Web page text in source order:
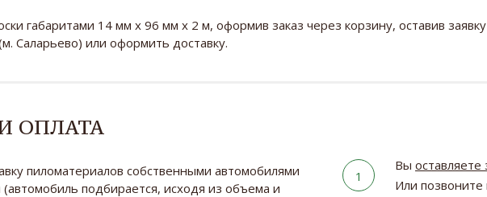
габаритами 14 мм х 96 мм х 2 м, оформив заказ через корзину, оставив
Саларьево) или оформить доставку.
ОПЛАТА
пиломатериалов собственными автомобилями
подбирается, исходя из объема и
1
Вы оставляете
Или